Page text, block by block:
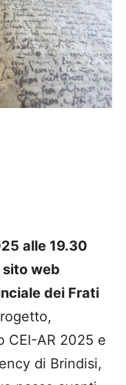
alle 19.30
web
dei Frati
CEI-AR 2025 e
di Brindisi,